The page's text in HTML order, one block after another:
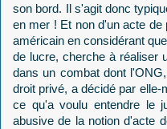
son bord. Il s'agit donc
en mer ! Et non d'un acte de
américain en considérant
de lucre, cherche à réaliser
dans un combat dont
droit privé, a décidé par
ce qu'a voulu entendre le
abusive de la notion d'acte